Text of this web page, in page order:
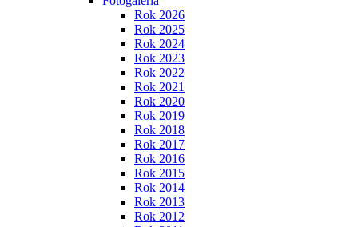
Rok 2026
Rok 2025
Rok 2024
Rok 2023
Rok 2022
Rok 2021
Rok 2020
Rok 2019
Rok 2018
Rok 2017
Rok 2016
Rok 2015
Rok 2014
Rok 2013
Rok 2012